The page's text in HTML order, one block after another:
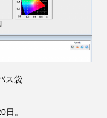
ス袋
。